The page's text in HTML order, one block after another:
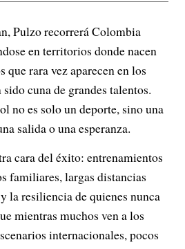
Pulzo recorrerá Colombia
en territorios donde nacen
rara vez aparecen en los
cuna de grandes talentos.
no es solo un deporte, sino una
salida o una esperanza.
cara del éxito: entrenamientos
familiares, largas distancias
la resiliencia de quienes nunca
mientras muchos ven a los
internacionales, pocos